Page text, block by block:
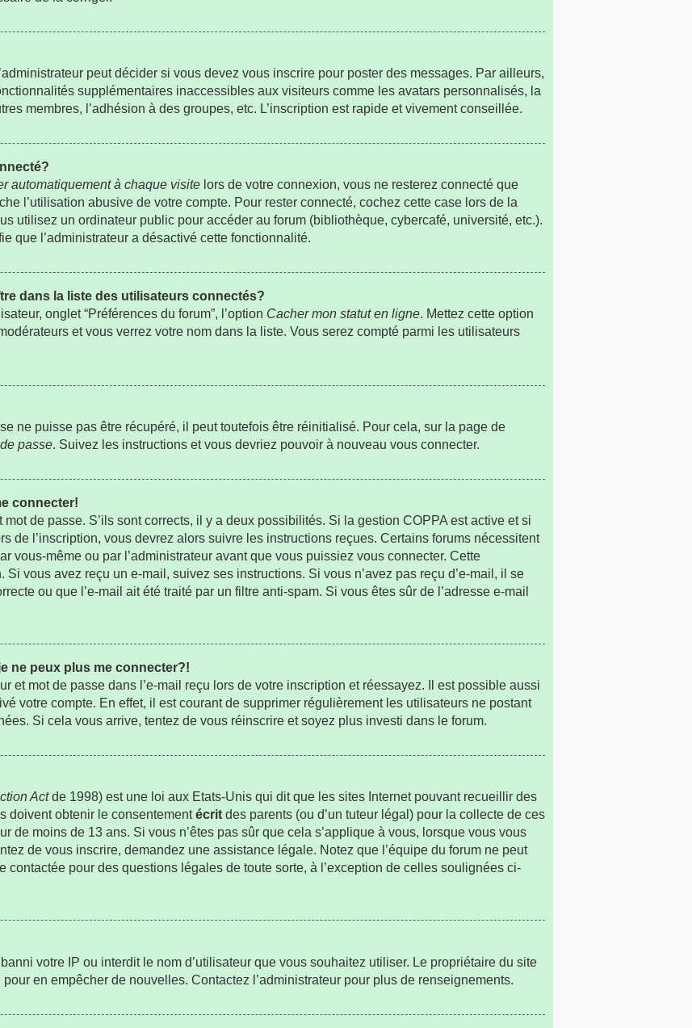
peut décider si vous devez vous inscrire pour poster des messages. Par ailleurs,
supplémentaires inaccessibles aux visiteurs comme les avatars personnalisés, la
membres, l’adhésion à des groupes, etc. L’inscription est rapide et vivement conseillée.
automatiquement à chaque visite lors de votre connexion, vous ne resterez connecté que
l’utilisation abusive de votre compte. Pour rester connecté, cochez cette case lors de la
utilisez un ordinateur public pour accéder au forum (bibliothèque, cybercafé, université, etc.).
que l’administrateur a désactivé cette fonctionnalité.
dans la liste des utilisateurs connectés?
onglet “Préférences du forum”, l’option Cacher mon statut en ligne. Mettez cette option
et vous verrez votre nom dans la liste. Vous serez compté parmi les utilisateurs
ne puisse pas être récupéré, il peut toutefois être réinitialisé. Pour cela, sur la page de
passe. Suivez les instructions et vous devriez pouvoir à nouveau vous connecter.
connecter!
de passe. S’ils sont corrects, il y a deux possibilités. Si la gestion COPPA est active et si
de l’inscription, vous devrez alors suivre les instructions reçues. Certains forums nécessitent
vous-même ou par l’administrateur avant que vous puissiez vous connecter. Cette
vous avez reçu un e-mail, suivez ses instructions. Si vous n’avez pas reçu d’e-mail, il se
ou que l’e-mail ait été traité par un filtre anti-spam. Si vous êtes sûr de l’adresse e-mail
ne peux plus me connecter?!
et mot de passe dans l’e-mail reçu lors de votre inscription et réessayez. Il est possible aussi
votre compte. En effet, il est courant de supprimer régulièrement les utilisateurs ne postant
Si cela vous arrive, tentez de vous réinscrire et soyez plus investi dans le forum.
Actde 1998) est une loi aux Etats-Unis qui dit que les sites Internet pouvant recueillir des
doivent obtenir le consentementécrit des parents (ou d’un tuteur légal) pour la collecte de ces
de moins de 13 ans. Si vous n’êtes pas sûr que cela s’applique à vous, lorsque vous vous
de vous inscrire, demandez une assistance légale. Notez que l’équipe du forum ne peut
contactée pour des questions légales de toute sorte, à l’exception de celles soulignées ci-
votre IP ou interdit le nom d’utilisateur que vous souhaitez utiliser. Le propriétaire du site
en empêcher de nouvelles. Contactez l’administrateur pour plus de renseignements.